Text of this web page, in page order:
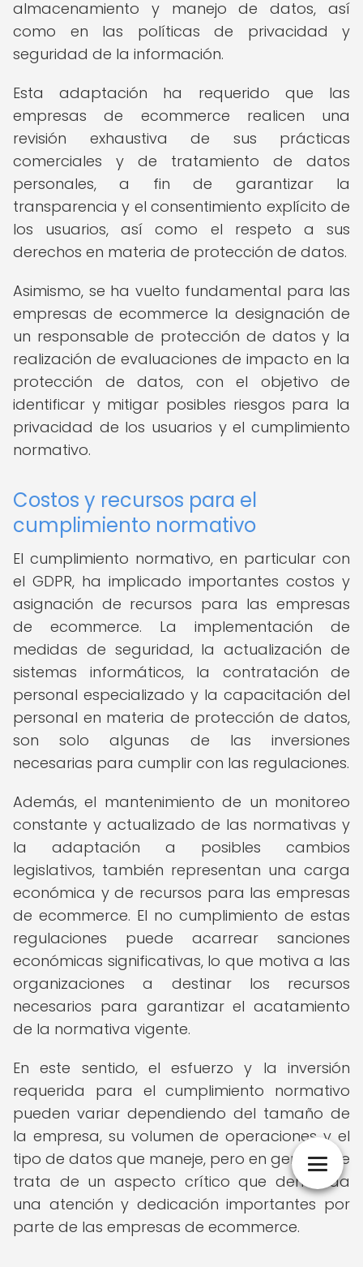
almacenamiento y manejo de datos, así
como en las políticas de privacidad y
seguridad de la información.
Esta adaptación ha requerido que las
empresas de ecommerce realicen una
revisión exhaustiva de sus prácticas
comerciales y de tratamiento de datos
personales, a fin de garantizar la
transparencia y el consentimiento explícito de
los usuarios, así como el respeto a sus
derechos en materia de protección de datos.
Asimismo, se ha vuelto fundamental para las
empresas de ecommerce la designación de
un responsable de protección de datos y la
realización de evaluaciones de impacto en la
protección de datos, con el objetivo de
identificar y mitigar posibles riesgos para la
privacidad de los usuarios y el cumplimiento
normativo.
Costos y recursos para el
cumplimiento normativo
El cumplimiento normativo, en particular con
el GDPR, ha implicado importantes costos y
asignación de recursos para las empresas
de ecommerce. La implementación de
medidas de seguridad, la actualización de
sistemas informáticos, la contratación de
personal especializado y la capacitación del
personal en materia de protección de datos,
son solo algunas de las inversiones
necesarias para cumplir con las regulaciones.
Además, el mantenimiento de un monitoreo
constante y actualizado de las normativas y
la adaptación a posibles cambios
legislativos, también representan una carga
económica y de recursos para las empresas
de ecommerce. El no cumplimiento de estas
regulaciones puede acarrear sanciones
económicas significativas, lo que motiva a las
organizaciones a destinar los recursos
necesarios para garantizar el acatamiento
de la normativa vigente.
En este sentido, el esfuerzo y la inversión
requerida para el cumplimiento normativo
pueden variar dependiendo del tamaño de
la empresa, su volumen de operaciones y el
tipo de datos que maneje, pero en general, se
trata de un aspecto crítico que demanda
una atención y dedicación importantes por
parte de las empresas de ecommerce.